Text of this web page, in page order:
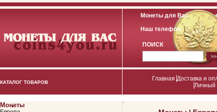
Монеты для Вас
Наш телефон:
ПОИСК
КАТАЛОГ ТОВАРОВ
Главная Доставка и
Личный
Монеты `